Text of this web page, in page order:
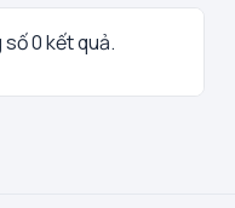
0 kết quả.